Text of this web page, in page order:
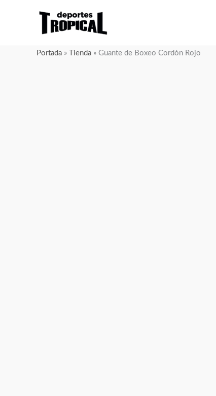
Portada » Tienda » Guante de Boxeo Cordón Rojo